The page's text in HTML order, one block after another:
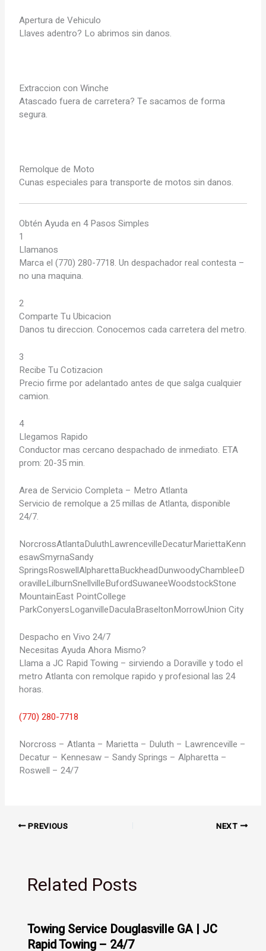
Apertura de Vehiculo
Llaves adentro? Lo abrimos sin danos.
Extraccion con Winche
Atascado fuera de carretera? Te sacamos de forma
segura.
Remolque de Moto
Cunas especiales para transporte de motos sin danos.
Obtén Ayuda en 4 Pasos Simples
1
Llamanos
Marca el (770) 280-7718. Un despachador real contesta –
no una maquina.
2
Comparte Tu Ubicacion
Danos tu direccion. Conocemos cada carretera del metro.
3
Recibe Tu Cotizacion
Precio firme por adelantado antes de que salga cualquier
camion.
4
Llegamos Rapido
Conductor mas cercano despachado de inmediato. ETA
prom: 20-35 min.
Area de Servicio Completa – Metro Atlanta
Servicio de remolque a 25 millas de Atlanta, disponible
24/7.
NorcrossAtlantaDuluthLawrencevilleDecaturMariettaKenn
esawSmyrnaSandy
SpringsRoswellAlpharettaBuckheadDunwoodyChambleeD
oravilleLilburnSnellvilleBufordSuwaneeWoodstockStone
MountainEast PointCollege
ParkConyersLoganvilleDaculaBraseltonMorrowUnion City
Despacho en Vivo 24/7
Necesitas Ayuda Ahora Mismo?
Llama a JC Rapid Towing – sirviendo a Doraville y todo el
metro Atlanta con remolque rapido y profesional las 24
horas.
(770) 280-7718
Norcross – Atlanta – Marietta – Duluth – Lawrenceville –
Decatur – Kennesaw – Sandy Springs – Alpharetta –
Roswell – 24/7
PREVIOUS NEXT
Related Posts
Towing Service Douglasville GA | JC
Rapid Towing – 24/7